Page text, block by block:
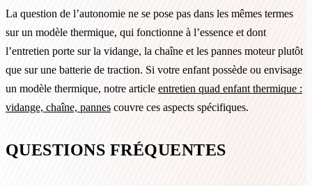
La question de l’autonomie ne se pose pas dans les mêmes termes
sur un modèle thermique, qui fonctionne à l’essence et dont
l’entretien porte sur la vidange, la chaîne et les pannes moteur plutôt
que sur une batterie de traction. Si votre enfant possède ou envisage
un modèle thermique, notre article entretien quad enfant thermique :
vidange, chaîne, pannes couvre ces aspects spécifiques.
QUESTIONS FRÉQUENTES